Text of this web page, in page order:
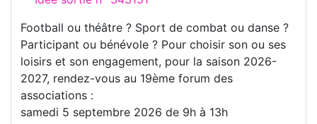
Football ou théâtre ? Sport de combat ou danse ?
Participant ou bénévole ? Pour choisir son ou ses
loisirs et son engagement, pour la saison 2026-
2027, rendez-vous au 19ème forum des
associations :
samedi 5 septembre 2026 de 9h à 13h